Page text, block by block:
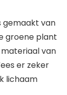
gemaakt van
groene plant
materiaal van
er zeker
lichaam